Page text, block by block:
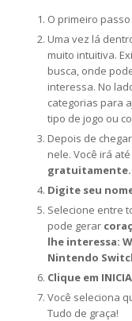
O primeiro passo
Uma vez lá
muito intuitiva.
busca, onde
interessa. No
categorias para
tipo de jogo ou
Depois de
nele. Você irá
gratuitamente.
Digite seu
Selecione entre
pode gerar
lhe interessa:
Nintendo
Clique em
Você seleciona
Tudo de graça!